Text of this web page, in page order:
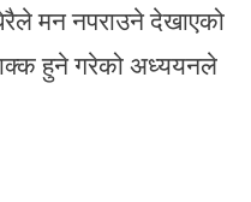
मन नपराउने देखाएको
हुने गरेको अध्ययनले